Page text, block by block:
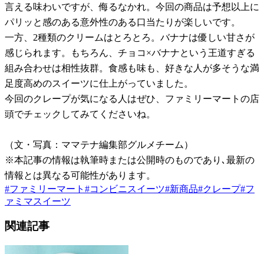
言える味わいですが、侮るなかれ。今回の商品は予想以上に
パリッと感のある意外性のある口当たりが楽しいです。
一方、2種類のクリームはとろとろ。バナナは優しい甘さが
感じられます。もちろん、チョコ×バナナという王道すぎる
組み合わせは相性抜群。食感も味も、好きな人が多そうな満
足度高めのスイーツに仕上がっていました。
今回のクレープが気になる人はぜひ、ファミリーマートの店
頭でチェックしてみてくださいね。
（文・写真：ママテナ編集部グルメチーム）
※本記事の情報は執筆時または公開時のものであり､最新の
情報とは異なる可能性があります。
#ファミリーマート #コンビニスイーツ#新商品#クレープ#フ
ァミマスイーツ
関連記事